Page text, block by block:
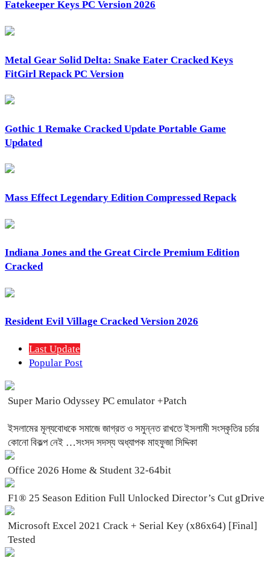
Fatekeeper Keys PC Version 2026
Metal Gear Solid Delta: Snake Eater Cracked Keys
FitGirl Repack PC Version
Gothic 1 Remake Cracked Update Portable Game
Updated
Mass Effect Legendary Edition Compressed Repack
Indiana Jones and the Great Circle Premium Edition
Cracked
Resident Evil Village Cracked Version 2026
Last Update
Popular Post
Super Mario Odyssey PC emulator +Patch
ইসলামের মূল্যবোধকে সমাজে জাগ্রত ও সমুন্নত রাখতে ইসলামী সংস্কৃতির চর্চার
কোনো বিকল্প নেই …সংসদ সদস্য অধ্যাপক মাহফুজা সিদ্দিকা
Office 2026 Home & Student 32-64bit
F1® 25 Season Edition Full Unlocked Director’s Cut gDrive
Microsoft Excel 2021 Crack + Serial Key (x86x64) [Final]
Tested